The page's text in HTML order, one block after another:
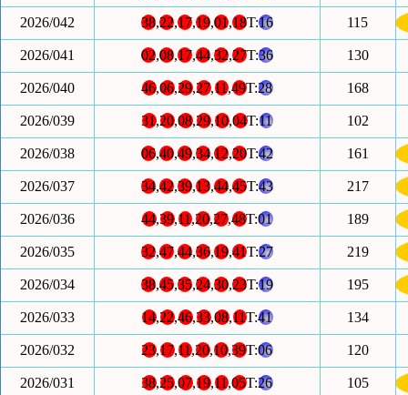
2026/042 38,22,17,19,01,18T:16 115
2026/041 02,08,17,44,32,27T:36 130
2026/040 46,06,29,27,11,49T:28 168
2026/039 31,20,08,29,10,04T:11 102
2026/038 06,40,49,34,12,20T:42 161
2026/037 34,42,39,13,44,45T:43 217
2026/036 44,39,11,20,27,48T:01 189
2026/035 32,47,44,36,19,41T:27 219
2026/034 38,45,35,24,30,23T:19 195
2026/033 14,22,46,33,08,11T:41 134
2026/032 23,17,11,20,10,39T:06 120
2026/031 38,25,07,19,11,05T:26 105